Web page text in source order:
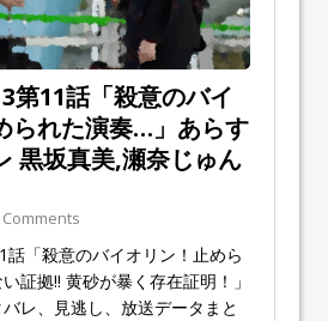
第11話「殺意のバイ
られた演奏…」あらす
黒坂真美,瀬奈じゅん
話「殺意のバイオリン！止めら
証拠!! 黄砂が暴く存在証明！」
レ、見逃し、放送データまと